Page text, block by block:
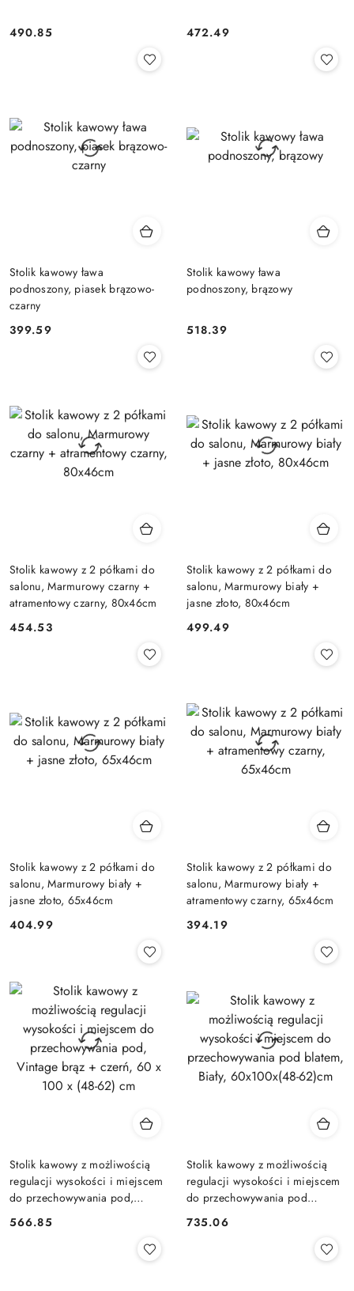
Cena:
490.85 Cena:
472.49
Stolik kawowy ława
podnoszony, piasek brązowo-
czarny
Cena:
399.59
Stolik kawowy ława
podnoszony, brązowy
Cena:
518.39
Stolik kawowy z 2 półkami do
salonu, Marmurowy czarny +
atramentowy czarny, 80x46cm
Cena:
454.53
Stolik kawowy z 2 półkami do
salonu, Marmurowy biały +
jasne złoto, 80x46cm
Cena:
499.49
Stolik kawowy z 2 półkami do
salonu, Marmurowy biały +
jasne złoto, 65x46cm
Cena:
404.99
Stolik kawowy z 2 półkami do
salonu, Marmurowy biały +
atramentowy czarny, 65x46cm
Cena:
394.19
Stolik kawowy z możliwością
regulacji wysokości i miejscem
do przechowywania pod,
x (48-62) cm
Cena:
566.85
Stolik kawowy z możliwością
regulacji wysokości i miejscem
do przechowywania pod
62)cm
Cena:
735.06